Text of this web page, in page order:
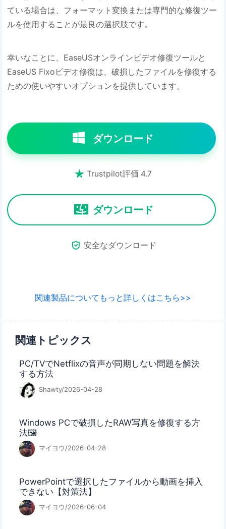
ている場合は、フォーマット変換または専門的な修復ツー
ルを使用することが最良の選択肢です。
幸いなことに、EaseUSオンラインビデオ修復ツールと
EaseUS Fixoビデオ修復は、破損したファイルを修復する
ための使いやすいオプションを提供しています。
ダウンロード
 Trustpilot評価 4.7
ダウンロード
 安全なダウンロード
関連製品についてもっと詳しくはこちら>>
関連トピックス
PC/TVでNetflixの音声が同期しない問題を解決
する方法
Shawty/2026-04-28
Windows PCで破損したRAW写真を修復する方
法🖼️
マイヨウ/2026-04-28
PowerPointで選択したファイルから動画を挿入
できない【対策法】
マイヨウ/2026-06-04